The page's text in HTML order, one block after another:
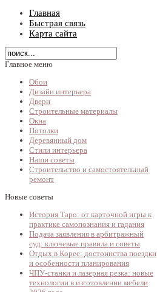
Главная
Быстрая связь
Карта сайта
Главное меню
Обои
Дизайн интерьера
Двери
Строительные материалы
Окна
Потолки
Деревянный дом
Стили интерьера
Наши советы
Строительство и самостоятельный
ремонт
Новые советы
История Таро: от карточной игры к
практике самопознания и гадания
Подача заявления в арбитражный
суд: ключевые правила и советы
Отдых в Корее: достоинства поездки
и особенности планирования
ЧПУ-станки и лазерная резка: новые
технологии в изготовлении мебели